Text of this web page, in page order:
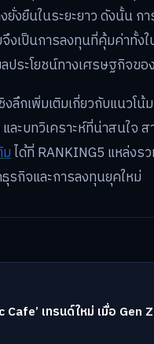
ยั่งยืนในระยะยาว ดังนั้น ก
งเป็นการลงทุนที่คุ้มค่าทั้ง
ประโยชน์ทางเศรษฐกิจขอ
ลึกเพิ่มเติมเกี่ยวกับแนวโน้
ละบทวิเคราะห์ที่น่าสนใจ ส
มได้ที่ RANKING5 แหล่งร
รกิจและการลงทุนยุคใหม่
Cafe’ เทรนด์ใหม่ เมื่อ